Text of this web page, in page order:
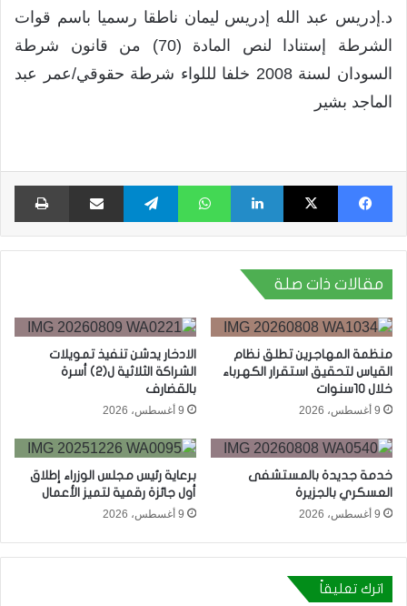
د.إدريس عبد الله إدريس ليمان ناطقا رسميا باسم قوات
الشرطة إستنادا لنص المادة (70) من قانون شرطة
السودان لسنة 2008 خلفا لللواء شرطة حقوقي/عمر عبد
الماجد بشير
فيسبوك X لينكدإن واتساب تيلقرام مشاركة عبر البريد
مقالات ذات صلة
منظمة المهاجرين تطلق نظام
القياس لتحقيق استقرار الكهرباء
خلال 10سنوات
9 أغسطس، 2026
الادخار يدشن تنفيذ تمويلات
الشراكة الثلاثية ل(2) أسرة
بالقضارف
9 أغسطس، 2026
خدمة جديدة بالمستشفى
العسكري بالجزيرة
9 أغسطس، 2026
برعاية رئيس مجلس الوزراء إطلاق
أول جائزة رقمية لتميز الأعمال
9 أغسطس، 2026
اترك تعليقاً